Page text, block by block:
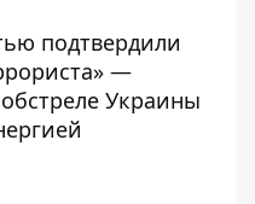
подтвердили
—
Украины